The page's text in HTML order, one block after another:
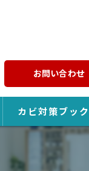
お問い合わせ
カビ対策ブック